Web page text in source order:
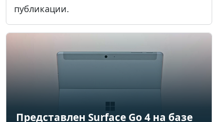
публикации.
Представлен Surface Go 4 на базе